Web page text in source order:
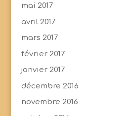
mai 2017
avril 2017
mars 2017
février 2017
janvier 2017
décembre 2016
novembre 2016